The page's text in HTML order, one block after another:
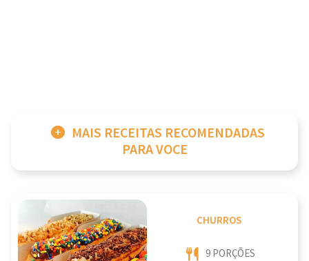
MAIS RECEITAS RECOMENDADAS
PARA VOCE
CHURROS
9 PORÇÕES